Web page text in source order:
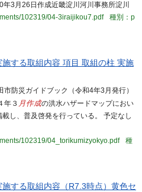
3月26日作成近畿淀川河川事務所淀川
102319/04-3iraijikou7.pdf
種別：p
する取組内容 項目 取組の柱 実施
防災ガイドブック（令和4年3月発行）
年３ 月作成の洪水ハザードマップにおい
し、普及啓発を行っている。 予定なし
102319/04_torikumizyokyo.pdf
種
する取組内容（R7.3時点）黄色セ